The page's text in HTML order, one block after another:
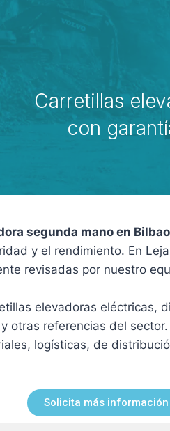
Carretillas
con
segunda mano en
y el rendimiento. En
revisadas por nuestro
elevadoras eléctricas,
otras referencias del
logísticas, de
Solicita más